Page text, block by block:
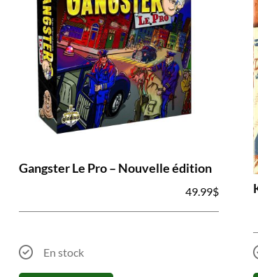
Gangster Le Pro – Nouvelle édition
49.99$
En stock